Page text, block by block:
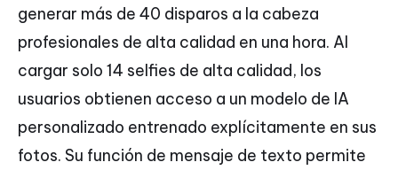
generar más de 40 disparos a la cabeza
profesionales de alta calidad en una hora. Al
cargar solo 14 selfies de alta calidad, los
usuarios obtienen acceso a un modelo de IA
personalizado entrenado explícitamente en sus
fotos. Su función de mensaje de texto permite